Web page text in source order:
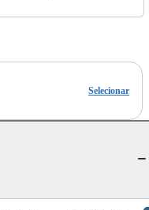
Selecionar